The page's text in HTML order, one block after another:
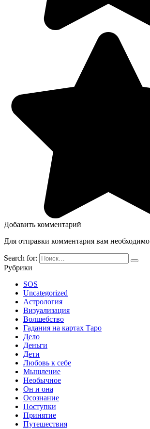
Добавить комментарий
Для отправки комментария вам необходимо
Search for:
Рубрики
SOS
Uncategorized
Астрология
Визуализация
Волшебство
Гадания на картах Таро
Дело
Деньги
Дети
Любовь к себе
Мышление
Необычное
Он и она
Осознание
Поступки
Принятие
Путешествия